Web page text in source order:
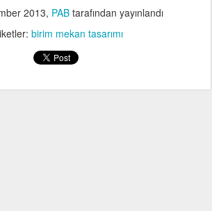
2013, PABtarafından yayınlandı
birim mekan tasarımı